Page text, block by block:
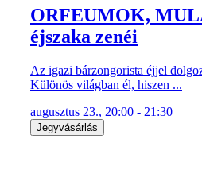
ORFEUMOK,
éjszaka zenéi
Az igazi bárzongorista éjjel
Különös világban él, hiszen ...
augusztus 23., 20:00 - 21:30
Jegyvásárlás